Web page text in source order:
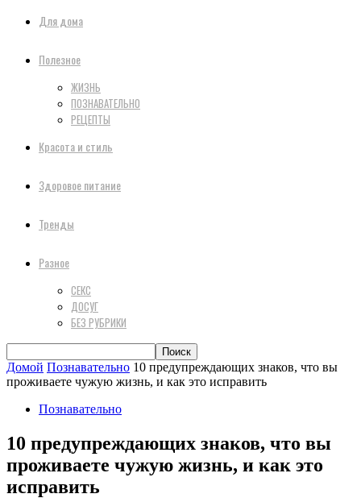
Для дома
Полезное
ЖИЗНЬ
ПОЗНАВАТЕЛЬНО
РЕЦЕПТЫ
Красота и стиль
Здоровое питание
Тренды
Разное
СЕКС
ДОСУГ
БЕЗ РУБРИКИ
Домой Познавательно 10 предупреждающих знаков, что вы
проживаете чужую жизнь, и как это исправить
Познавательно
10 предупреждающих знаков, что вы
проживаете чужую жизнь, и как это
исправить